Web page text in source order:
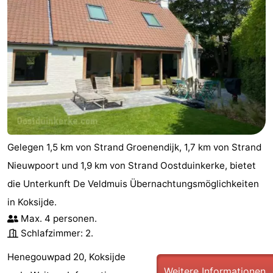
Gelegen 1,5 km von Strand Groenendijk, 1,7 km von Strand
Nieuwpoort und 1,9 km von Strand Oostduinkerke, bietet
die Unterkunft De Veldmuis Übernachtungsmöglichkeiten
in Koksijde.
Max. 4 personen.
Schlafzimmer: 2.
Henegouwpad 20, Koksijde